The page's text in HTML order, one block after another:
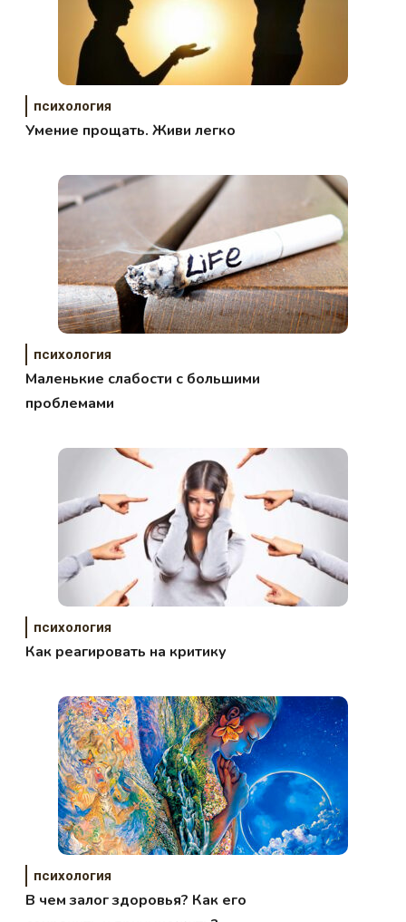
психология
Умение прощать. Живи легко
психология
Маленькие слабости с большими
проблемами
психология
Как реагировать на критику
психология
В чем залог здоровья? Как его